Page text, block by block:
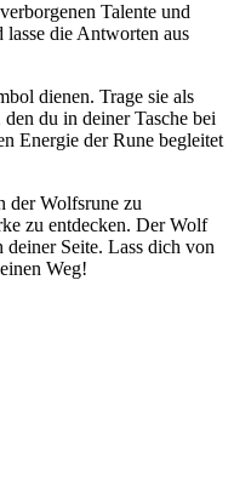
Talente und​
‌lasse die Antworten aus
dienen. Trage ​sie als⁤
du in deiner Tasche bei
Energie der Rune begleitet
der Wolfsrune zu
zu entdecken. Der Wolf
deiner Seite. Lass dich von
Weg!